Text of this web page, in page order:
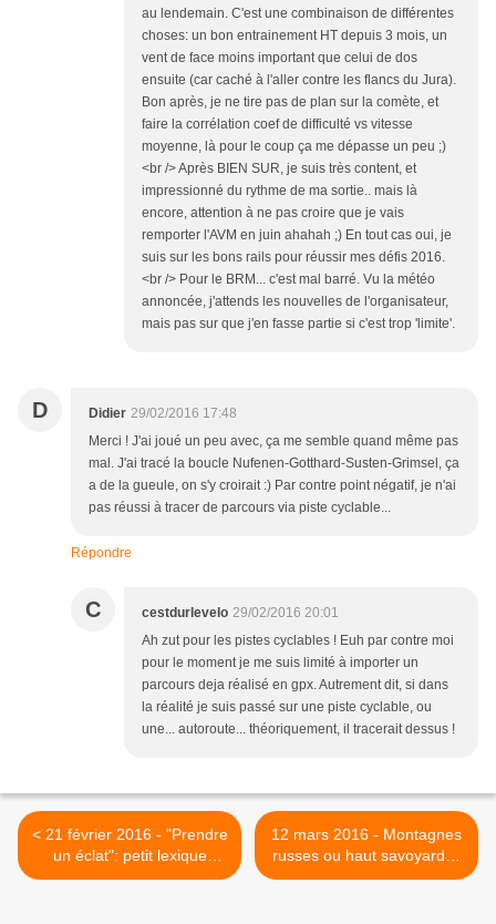
au lendemain. C'est une combinaison de différentes
choses: un bon entrainement HT depuis 3 mois, un
vent de face moins important que celui de dos
ensuite (car caché à l'aller contre les flancs du Jura).
Bon après, je ne tire pas de plan sur la comète, et
faire la corrélation coef de difficulté vs vitesse
moyenne, là pour le coup ça me dépasse un peu ;)
<br /> Après BIEN SUR, je suis très content, et
impressionné du rythme de ma sortie.. mais là
encore, attention à ne pas croire que je vais
remporter l'AVM en juin ahahah ;) En tout cas oui, je
suis sur les bons rails pour réussir mes défis 2016.
<br /> Pour le BRM... c'est mal barré. Vu la météo
annoncée, j'attends les nouvelles de l'organisateur,
mais pas sur que j'en fasse partie si c'est trop 'limite'.
D Didier 29/02/2016 17:48
Merci ! J'ai joué un peu avec, ça me semble quand même pas
mal. J'ai tracé la boucle Nufenen-Gotthard-Susten-Grimsel, ça
a de la gueule, on s'y croirait :) Par contre point négatif, je n'ai
pas réussi à tracer de parcours via piste cyclable...
Répondre
C cestdurlevelo 29/02/2016 20:01
Ah zut pour les pistes cyclables ! Euh par contre moi
pour le moment je me suis limité à importer un
parcours deja réalisé en gpx. Autrement dit, si dans
la réalité je suis passé sur une piste cyclable, ou
une... autoroute... théoriquement, il tracerait dessus !
< 21 février 2016 - "Prendre
un éclat": petit lexique
cycliste
12 mars 2016 - Montagnes
russes ou haut savoyardes
? >